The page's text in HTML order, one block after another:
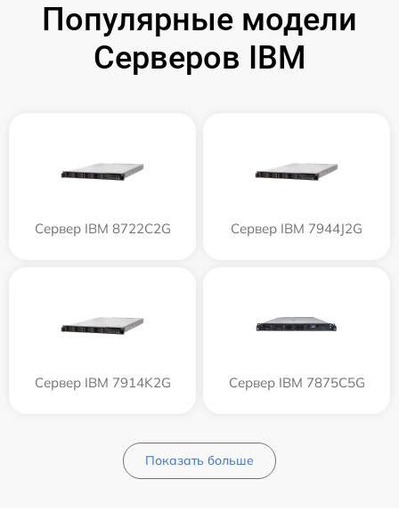
Популярные модели
Серверов IBM
Сервер IBM 8722C2G Сервер IBM 7944J2G
Сервер IBM 7914K2G Сервер IBM 7875C5G
Показать больше